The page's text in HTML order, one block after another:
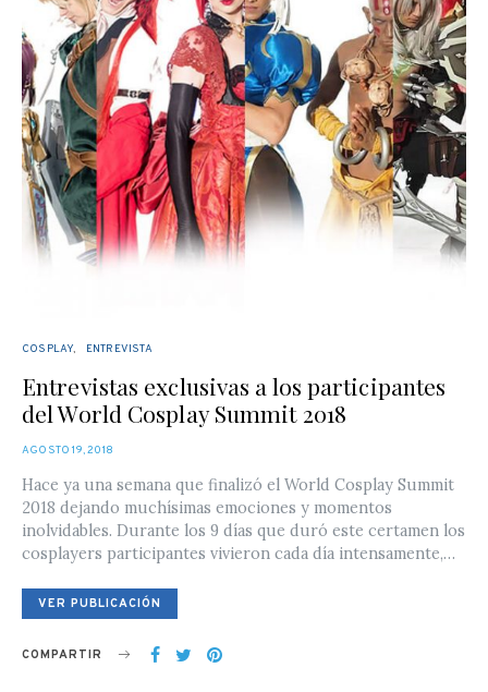
COSPLAY ENTREVISTA
Entrevistas exclusivas a los participantes
del World Cosplay Summit 2018
POSTED
AGOSTO 19, 2018
Hace ya una semana que finalizó el World Cosplay Summit
2018 dejando muchísimas emociones y momentos
inolvidables. Durante los 9 días que duró este certamen los
cosplayers participantes vivieron cada día intensamente,…
VER PUBLICACIÓN
COMPARTIR